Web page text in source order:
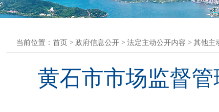
当前位置： 首页 > 政府信息公开 > 法定主动公开内容 > 其他主
黄石市市场监督